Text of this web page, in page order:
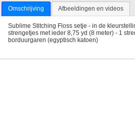
Omschrijving Afbeeldingen en videos
Sublime Stitching Floss setje - in de
strengetjes met ieder 8,75 yd (8 meter) - 1
borduurgaren (egyptisch katoen)